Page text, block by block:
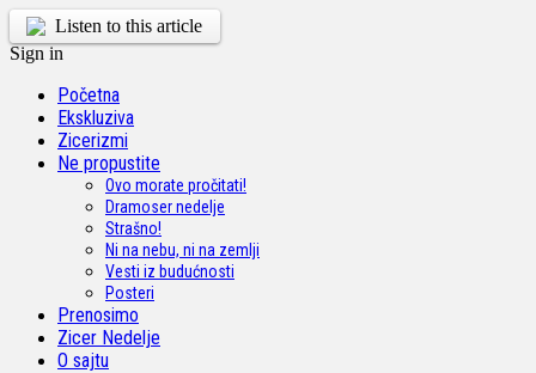
Listen to this article
Sign in
Početna
Ekskluziva
Zicerizmi
Ne propustite
Ovo morate pročitati!
Dramoser nedelje
Strašno!
Ni na nebu, ni na zemlji
Vesti iz budućnosti
Posteri
Prenosimo
Zicer Nedelje
O sajtu